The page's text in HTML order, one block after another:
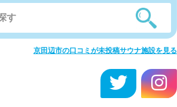
京田辺市の口コミが未投稿サウナ施設を見る